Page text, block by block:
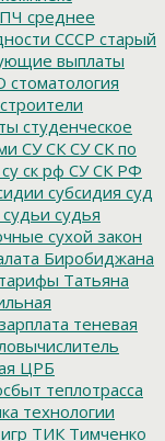
среднее
СССР старый
выплаты
стоматология
строители
студенческое
СУ СК СУ СК по
су ск рф СУ СК РФ
субсидия суд
судьи судья
сухой закон
Биробиджана
тарифы Татьяна
теневая
ЦРБ
теплотрасса
технологии
ТИК Тимченко